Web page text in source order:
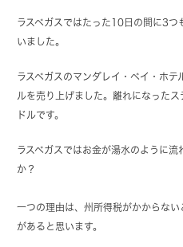
ラスベガスではたった10日の間に3つ
いました。
ラスベガスのマンダレイ・ベイ・ホ
ルを売り上げました。離れになった
ドルです。
ラスベガスではお金が湯水のように
か？
一つの理由は、州所得税がかからな
があると思います。